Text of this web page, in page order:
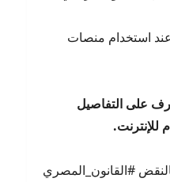
استخدام منصات
على التفاصيل
للإنترنت.
#القانون_المصري